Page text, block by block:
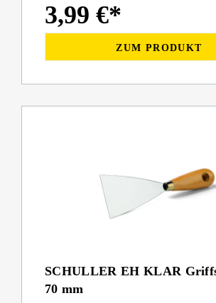
3,99 €*
ZUM PRODUKT
SCHULLER EH KLAR
70 mm